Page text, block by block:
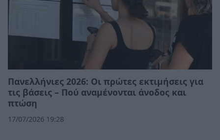
Πανελλήνιες 2026: Οι πρώτες εκτιμήσεις για
τις βάσεις – Πού αναμένονται άνοδος και
πτώση
17/07/2026 19:28